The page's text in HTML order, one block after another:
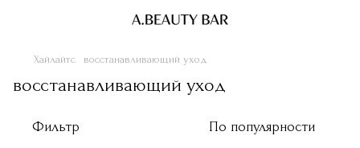
Хайлайтс восстанавливающий уход
восстанавливающий уход
Фильтр По популярности